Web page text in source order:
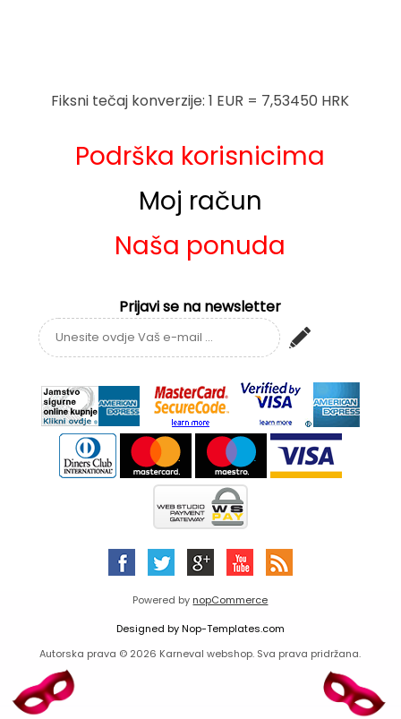
Fiksni tečaj konverzije: 1 EUR = 7,53450 HRK
Podrška korisnicima
Moj račun
Naša ponuda
Prijavi se na newsletter
Powered by nopCommerce
Designed byNop-Templates.com
Autorska prava © 2026 Karneval webshop. Sva prava pridržana.